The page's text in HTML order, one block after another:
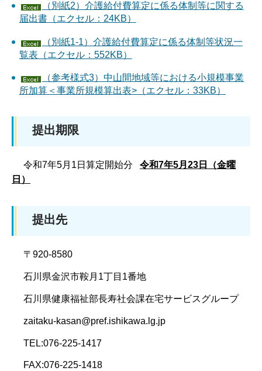
（別紙2）介護給付費算定に係る体制等に関する
届出書（エクセル：24KB）
（別紙1-1）介護給付費算定に係る体制等状況一
覧表（エクセル：552KB）
（参考様式3）中山間地域等における小規模事業
所加算＜事業所規模算出表>（エクセル：33KB）
提出期限
令和7年5月1日算定開始分 令和7年5月23日（金曜
日）
提出先
〒920-8580
石川県金沢市鞍月1丁目1番地
石川県健康福祉部長寿社会課在宅サービスグループ
zaitaku-kasan@pref.ishikawa.lg.jp
TEL:076-225-1417
FAX:076-225-1418